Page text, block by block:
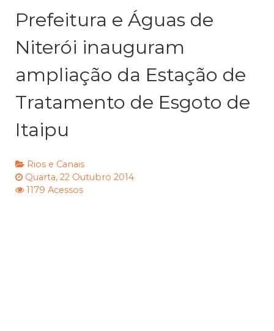
Prefeitura e Águas de
Niterói inauguram
ampliação da Estação de
Tratamento de Esgoto de
Itaipu
Rios e Canais
Quarta, 22 Outubro 2014
1179 Acessos